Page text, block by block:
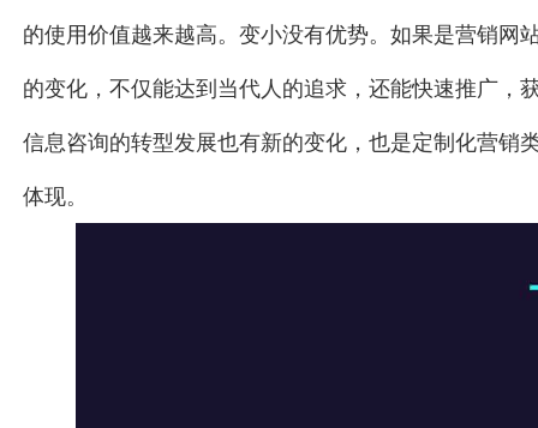
的使用价值越来越高。变小没有优势。如果是营销网
的变化，不仅能达到当代人的追求，还能快速推广，
信息咨询的转型发展也有新的变化，也是定制化营销
体现。